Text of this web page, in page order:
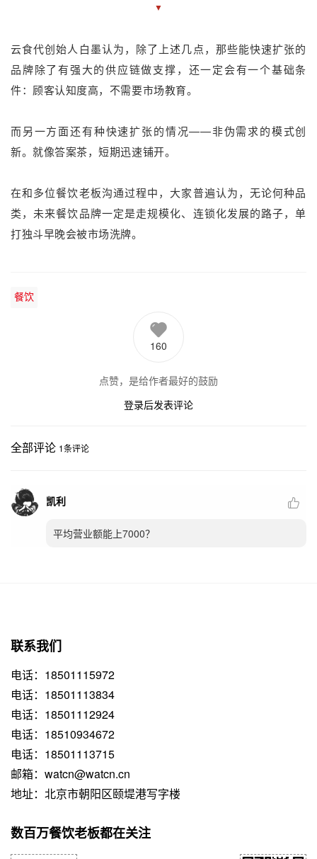
▼
云食代创始人白墨认为，除了上述几点，那些能快速扩张的
品牌除了有强大的供应链做支撑，还一定会有一个基础条
件：顾客认知度高，不需要市场教育。
而另一方面还有种快速扩张的情况——非伪需求的模式创
新。就像答案茶，短期迅速铺开。
在和多位餐饮老板沟通过程中，大家普遍认为，无论何种品
类，未来餐饮品牌一定是走规模化、连锁化发展的路子，单
打独斗早晚会被市场洗牌。
餐饮
160
点赞，是给作者最好的鼓励
登录后发表评论
全部评论 1条评论
凯利
平均营业额能上7000？
联系我们
电话：18501115972
电话：18501113834
电话：18501112924
电话：18510934672
电话：18501113715
邮箱：watcn@watcn.cn
地址：北京市朝阳区颐堤港写字楼
数百万餐饮老板都在关注